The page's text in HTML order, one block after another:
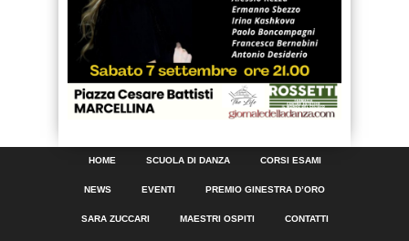
HOME SCUOLA DI DANZA CORSI ESAMI
NEWS EVENTI PREMIO GINESTRA D’ORO
SARA ZUCCARI MAESTRI OSPITI CONTATTI